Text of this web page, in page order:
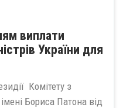
виплати
України для
Комітету з
Бориса Патона від